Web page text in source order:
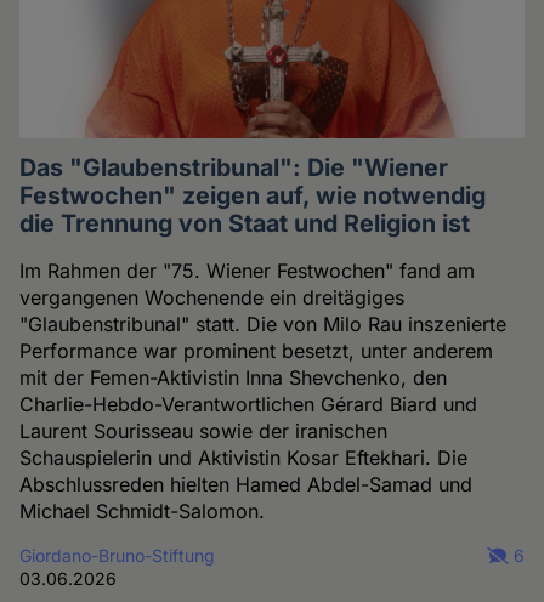
Das "Glaubenstribunal": Die "Wiener
Festwochen" zeigen auf, wie notwendig
die Trennung von Staat und Religion ist
Im Rahmen der "75. Wiener Festwochen" fand am
vergangenen Wochenende ein dreitägiges
"Glaubenstribunal" statt. Die von Milo Rau inszenierte
Performance war prominent besetzt, unter anderem
mit der Femen-Aktivistin Inna Shevchenko, den
Charlie-Hebdo-Verantwortlichen Gérard Biard und
Laurent Sourisseau sowie der iranischen
Schauspielerin und Aktivistin Kosar Eftekhari. Die
Abschlussreden hielten Hamed Abdel-Samad und
Michael Schmidt-Salomon.
Giordano-Bruno-Stiftung
03.06.2026
6